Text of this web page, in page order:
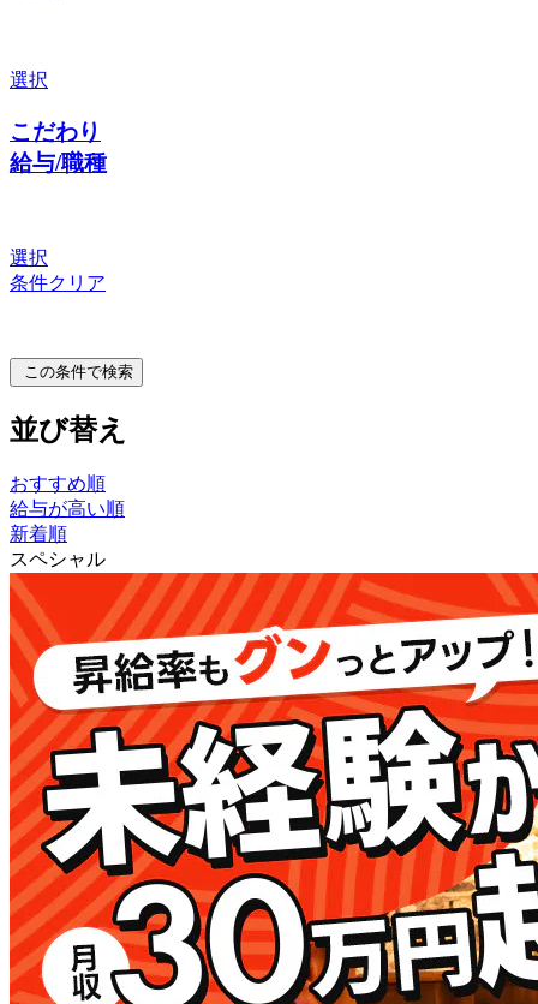
選択
こだわり
給与/職種
選択
条件クリア
この条件で検索
並び替え
おすすめ順
給与が高い順
新着順
スペシャル